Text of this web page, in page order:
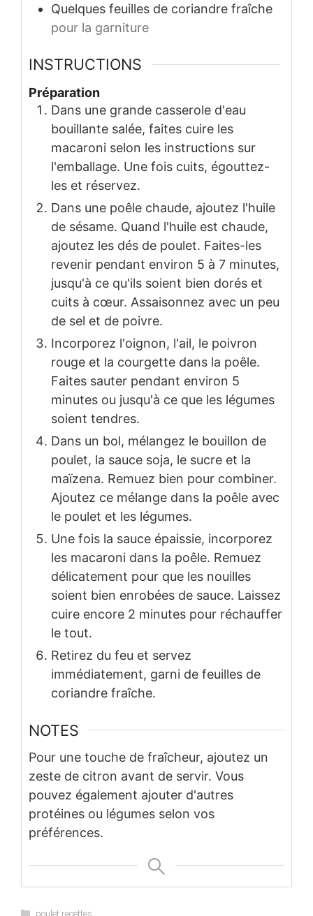
Quelques feuilles de coriandre fraîche
pour la garniture
INSTRUCTIONS
Préparation
Dans une grande casserole d'eau
bouillante salée, faites cuire les
macaroni selon les instructions sur
l'emballage. Une fois cuits, égouttez-
les et réservez.
Dans une poêle chaude, ajoutez l'huile
de sésame. Quand l'huile est chaude,
ajoutez les dés de poulet. Faites-les
revenir pendant environ 5 à 7 minutes,
jusqu'à ce qu'ils soient bien dorés et
cuits à cœur. Assaisonnez avec un peu
de sel et de poivre.
Incorporez l'oignon, l'ail, le poivron
rouge et la courgette dans la poêle.
Faites sauter pendant environ 5
minutes ou jusqu'à ce que les légumes
soient tendres.
Dans un bol, mélangez le bouillon de
poulet, la sauce soja, le sucre et la
maïzena. Remuez bien pour combiner.
Ajoutez ce mélange dans la poêle avec
le poulet et les légumes.
Une fois la sauce épaissie, incorporez
les macaroni dans la poêle. Remuez
délicatement pour que les nouilles
soient bien enrobées de sauce. Laissez
cuire encore 2 minutes pour réchauffer
le tout.
Retirez du feu et servez
immédiatement, garni de feuilles de
coriandre fraîche.
NOTES
Pour une touche de fraîcheur, ajoutez un
zeste de citron avant de servir. Vous
pouvez également ajouter d'autres
protéines ou légumes selon vos
préférences.
Categories
poulet recettes